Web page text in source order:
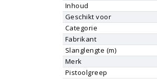
Inhoud
Geschikt voor
Categorie
Fabrikant
Slanglengte (m)
Merk
Pistoolgreep